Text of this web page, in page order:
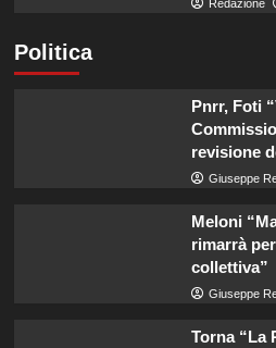
Redazione
Politica
Pnrr, Foti
revisione
Giuseppe
Meloni
rimarrà
collettiva”
Giuseppe
Torna “La